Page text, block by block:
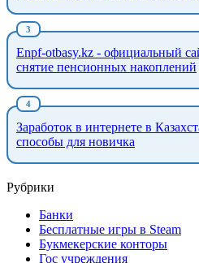
Enpf-otbasy.kz - официальный
снятие пенсионных накоплений
Заработок в интернете в
способы для новичка
Рубрики
Банки
Бесплатные игры в Steam
Букмекерские конторы
Гос учреждения